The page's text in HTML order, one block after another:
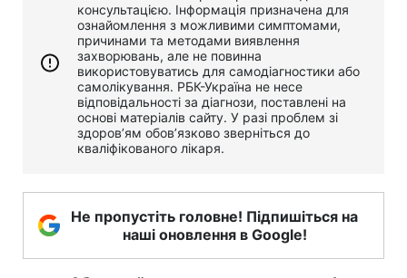
консультацією. Інформація призначена для
ознайомлення з можливими симптомами,
причинами та методами виявлення
захворювань, але не повинна
використовуватись для самодіагностики або
самолікування. РБК-Україна не несе
відповідальності за діагнози, поставлені на
основі матеріалів сайту. У разі проблем зі
здоров’ям обов’язково зверніться до
кваліфікованого лікаря.
Не пропустіть головне! Підпишіться на
наші оновлення в Google!